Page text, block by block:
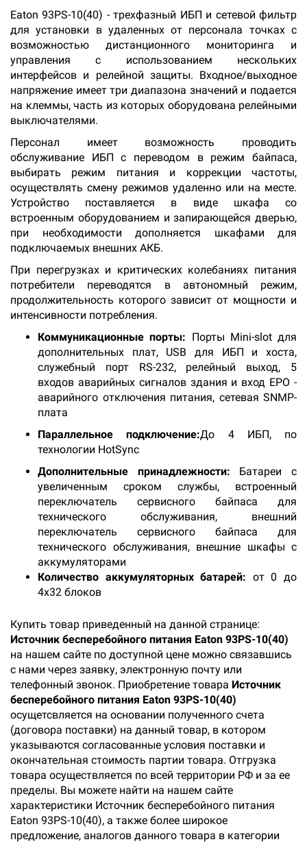
Eaton 93PS-10(40) - трехфазный ИБП и сетевой фильтр
для установки в удаленных от персонала точках с
возможностью дистанционного мониторинга и
управления с использованием нескольких
интерфейсов и релейной защиты. Входное/выходное
напряжение имеет три диапазона значений и подается
на клеммы, часть из которых оборудована релейными
выключателями.
Персонал имеет возможность проводить
обслуживание ИБП с переводом в режим байпаса,
выбирать режим питания и коррекции частоты,
осуществлять смену режимов удаленно или на месте.
Устройство поставляется в виде шкафа со
встроенным оборудованием и запирающейся дверью,
при необходимости дополняется шкафами для
подключаемых внешних АКБ.
При перегрузках и критических колебаниях питания
потребители переводятся в автономный режим,
продолжительность которого зависит от мощности и
интенсивности потребления.
Коммуникационные порты: Порты Mini-slot для
дополнительных плат, USB для ИБП и хоста,
служебный порт RS-232, релейный выход, 5
входов аварийных сигналов здания и вход ЕРО -
аварийного отключения питания, сетевая SNMP-
плата
Параллельное подключение:До 4 ИБП, по
технологии HotSync
Дополнительные принадлежности: Батареи с
увеличенным сроком службы, встроенный
переключатель сервисного байпаса для
технического обслуживания, внешний
переключатель сервисного байпаса для
технического обслуживания, внешние шкафы с
аккумуляторами
Количество аккумуляторных батарей: от 0 до
4х32 блоков
Купить товар приведенный на данной странице:
Источник бесперебойного питания Eaton 93PS-10(40)
на нашем сайте по доступной цене можно связавшись
с нами через заявку, электронную почту или
телефонный звонок. Приобретение товара Источник
бесперебойного питания Eaton 93PS-10(40)
осущетсвляется на основании полученного счета
(договора поставки) на данный товар, в котором
указываются согласованные условия поставки и
окончательная стоимость партии товара. Отгрузка
товара осуществляется по всей территории РФ и за ее
пределы. Вы можете найти на нашем сайте
характеристики Источник бесперебойного питания
Eaton 93PS-10(40), а также более широкое
предложение, аналогов данного товара в категории